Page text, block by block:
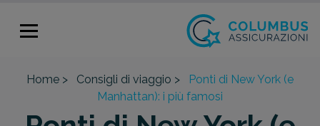
Home > Consigli di viaggio >
Ponti di New York (e
Manhattan): i più famosi